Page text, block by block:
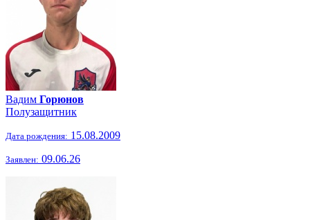
Вадим Горюнов
Полузащитник
Дата рождения: 15.08.2009
Заявлен: 09.06.26